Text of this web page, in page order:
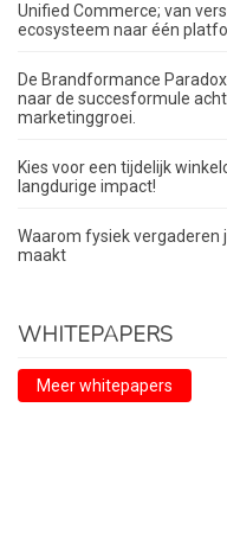
Unified Commerce; van
ecosysteem naar één
De Brandformance
naar de succesformule
marketinggroei.
Kies voor een tijdelijk
langdurige impact!
Waarom fysiek vergaderen
maakt
WHITEPAPERS
Meer whitepapers